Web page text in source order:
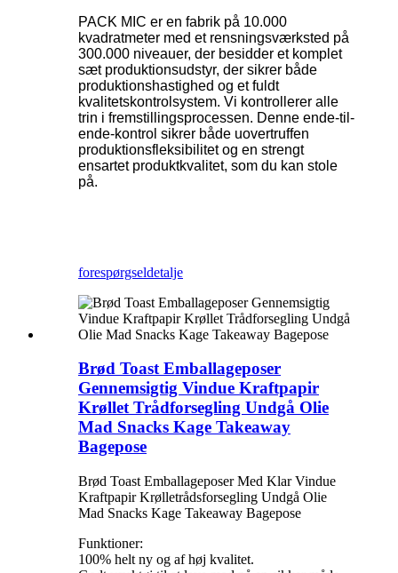
PACK MIC er en fabrik på 10.000
kvadratmeter med et rensningsværksted på
300.000 niveauer, der besidder et komplet
sæt produktionsudstyr, der sikrer både
produktionshastighed og et fuldt
kvalitetskontrolsystem. Vi kontrollerer alle
trin i fremstillingsprocessen. Denne ende-til-
ende-kontrol sikrer både uovertruffen
produktionsfleksibilitet og en strengt
ensartet produktkvalitet, som du kan stole
på.
forespørgseldetalje
Brød Toast Emballageposer
Gennemsigtig Vindue Kraftpapir
Krøllet Trådforsegling Undgå Olie
Mad Snacks Kage Takeaway
Bagepose
Brød Toast Emballageposer Med Klar Vindue
Kraftpapir Krølletrådsforsegling Undgå Olie
Mad Snacks Kage Takeaway Bagepose
Funktioner:
100% helt ny og af høj kvalitet.